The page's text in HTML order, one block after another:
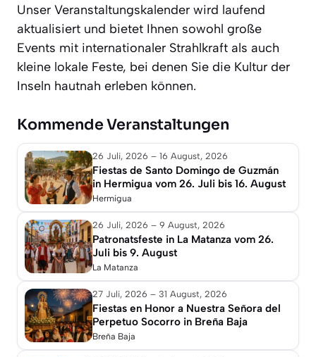
Unser Veranstaltungskalender wird laufend
aktualisiert und bietet Ihnen sowohl große
Events mit internationaler Strahlkraft als auch
kleine lokale Feste, bei denen Sie die Kultur der
Inseln hautnah erleben können.
Kommende Veranstaltungen
26 Juli, 2026 – 16 August, 2026
Fiestas de Santo Domingo de Guzmán
in Hermigua vom 26. Juli bis 16. August
Hermigua
26 Juli, 2026 – 9 August, 2026
Patronatsfeste in La Matanza vom 26.
Juli bis 9. August
La Matanza
27 Juli, 2026 – 31 August, 2026
Fiestas en Honor a Nuestra Señora del
Perpetuo Socorro in Breña Baja
Breña Baja